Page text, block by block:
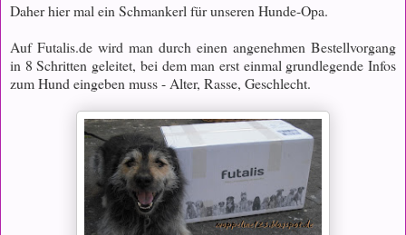
Daher hier mal ein Schmankerl für unseren Hunde-Opa.
Auf Futalis.de wird man durch einen angenehmen Bestellvorgang
in 8 Schritten geleitet, bei dem man erst einmal grundlegende Infos
zum Hund eingeben muss - Alter, Rasse, Geschlecht.